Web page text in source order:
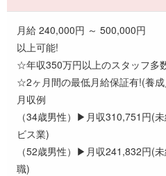
月給 240,000円 ～ 500,000円
以上可能!
☆年収350万円以上のスタッフ多
☆2ヶ月間の最低月給保証有!(養
月収例
（34歳男性）▶月収310,751円(
ビス業)
（52歳男性）▶月収241,832円(
職)